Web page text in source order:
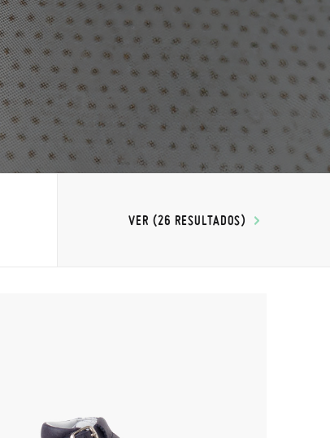
VER (26 RESULTADOS)